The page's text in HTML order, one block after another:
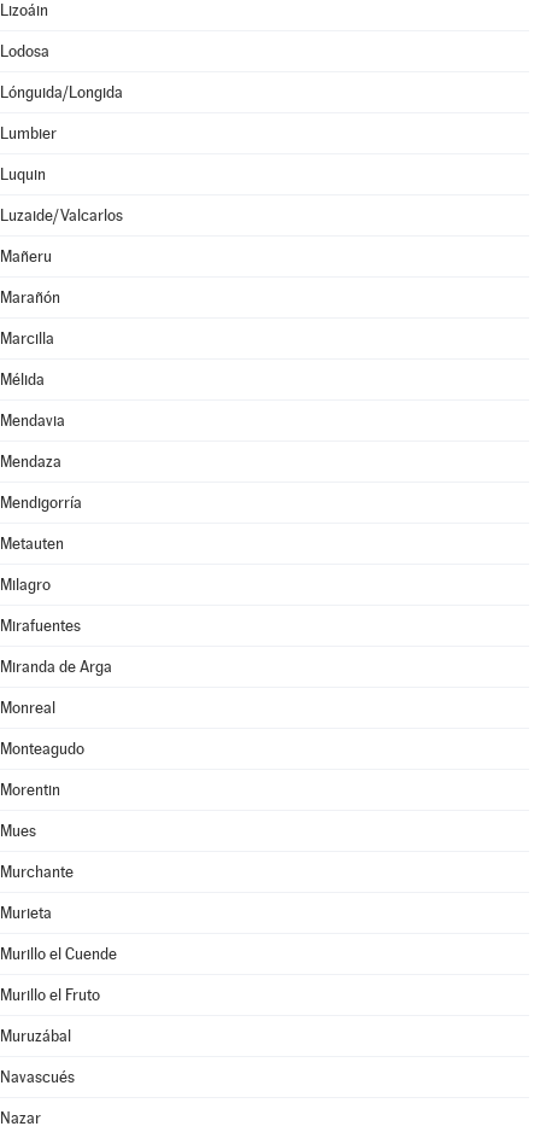
Lizoáin
Lodosa
Lónguida/Longida
Lumbier
Luquin
Luzaide/Valcarlos
Mañeru
Marañón
Marcilla
Mélida
Mendavia
Mendaza
Mendigorría
Metauten
Milagro
Mirafuentes
Miranda de Arga
Monreal
Monteagudo
Morentin
Mues
Murchante
Murieta
Murillo el Cuende
Murillo el Fruto
Muruzábal
Navascués
Nazar